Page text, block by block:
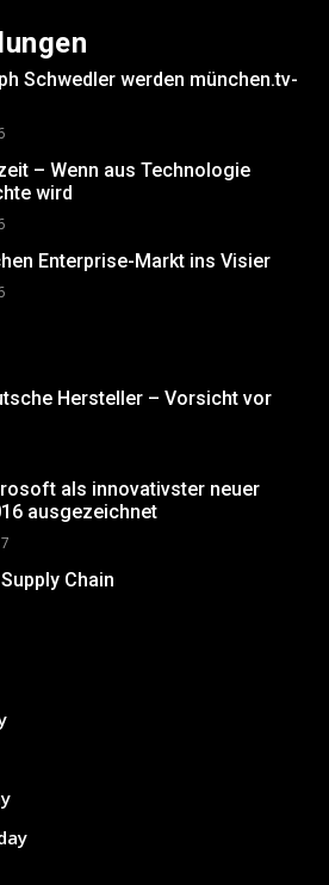
Schwedler werden münchen.tv-
– Wenn aus Technologie
wird
Enterprise-Markt ins Visier
Hersteller – Vorsicht vor
als innovativster neuer
ausgezeichnet
Chain